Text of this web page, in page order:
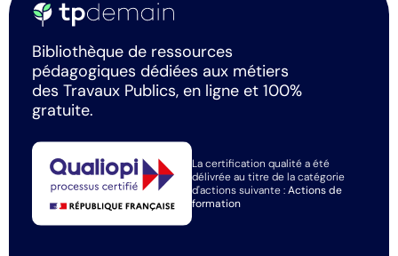
Bibliothèque de ressources
pédagogiques dédiées aux métiers
des Travaux Publics, en ligne et 100%
gratuite.
La certification qualité a été
délivrée au titre de la catégorie
d'actions suivante :Actions de
formation